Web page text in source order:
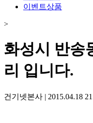
이벤트상품
>
화성시 반송
리 입니다.
건기넷본사 | 2015.04.18